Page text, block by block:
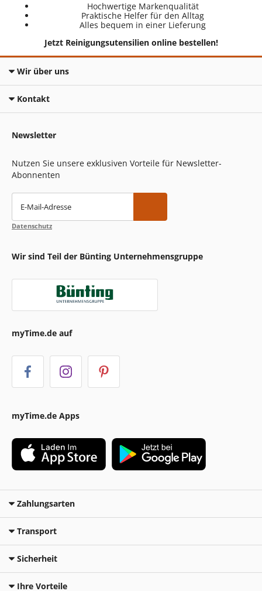
Hochwertige Markenqualität
Praktische Helfer für den Alltag
Alles bequem in einer Lieferung
Jetzt Reinigungsutensilien online bestellen!
Wir über uns
Kontakt
Newsletter
Nutzen Sie unsere exklusiven Vorteile für Newsletter-
Abonnenten
E-Mail-Adresse
Datenschutz
Wir sind Teil der Bünting Unternehmensgruppe
myTime.de auf
myTime.de Apps
Zahlungsarten
Transport
Sicherheit
Ihre Vorteile